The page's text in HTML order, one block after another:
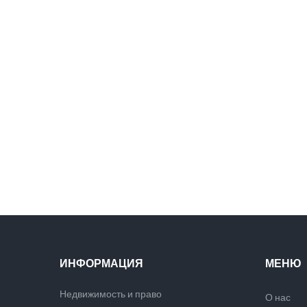
ИНФОРМАЦИЯ
Недвижимость и право
МЕНЮ
О нас